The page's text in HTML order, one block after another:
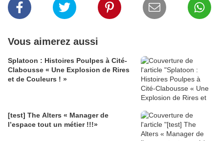
Vous aimerez aussi
Splatoon : Histoires Poulpes à Cité-
Clabousse « Une Explosion de Rires
et de Couleurs ! »
[test] The Alters « Manager de
l’espace tout un métier !!!»